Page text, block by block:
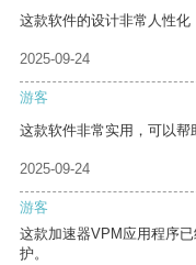
这款软件的设计非常人性化
2025-09-24
游客
这款软件非常实用，可以帮
2025-09-24
游客
这款加速器VPM应用程序
护。